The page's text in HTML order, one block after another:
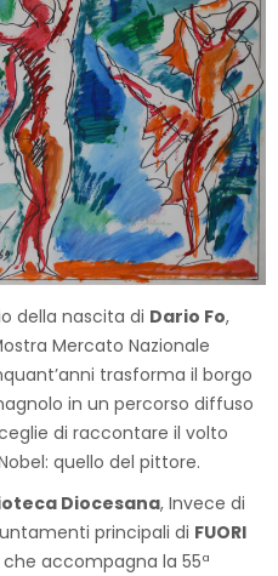
della nascita di Dario Fo,
Mercato Nazionale
trasforma il borgo
in un percorso diffuso
di raccontare il volto
quello del pittore.
Diocesana, Invece di
principali di FUORI
accompagna la 55ª